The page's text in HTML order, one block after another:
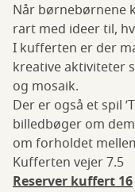
Når børnebørnene
rart med ideer til,
I kufferten er der
kreative aktiviteter
og mosaik.
Der er også et spil
billedbøger om
om forholdet
Kufferten vejer 7.5
Reserver kuffert 16